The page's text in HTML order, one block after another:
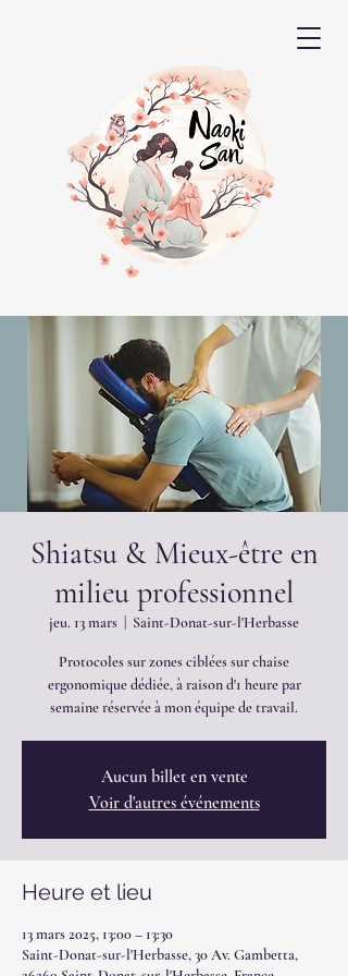
Shiatsu & Mieux-être en
milieu professionnel
jeu. 13 mars Saint-Donat-sur-l'Herbasse
Protocoles sur zones ciblées sur chaise
ergonomique dédiée, à raison d'1 heure par
semaine réservée à mon équipe de travail.
Aucun billet en vente
Voir d'autres événements
Heure et lieu
13 mars 2025, 13:00 – 13:30
Saint-Donat-sur-l'Herbasse, 30 Av. Gambetta,